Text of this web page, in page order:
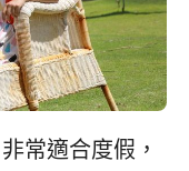
常適合度假，